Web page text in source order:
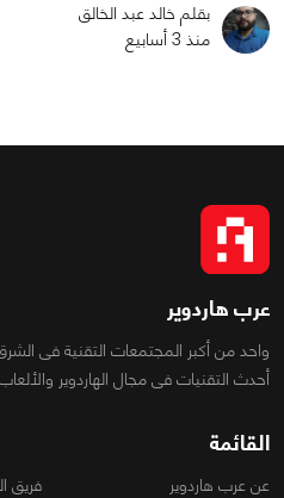
بقلم خالد عبد الخالق
منذ 3 أسابيع
عرب هاردوير
واحد من أكبر المجتمعات التقنية فى
أحدث التقنيات فى مجال الهاردوير
القائمة
عن عرب هاردوير
فريق